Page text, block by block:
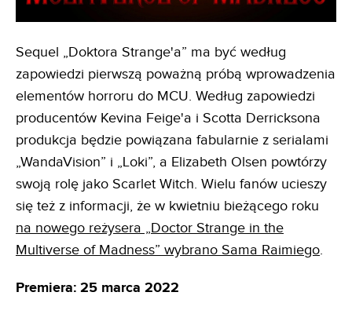
Sequel „Doktora Strange'a” ma być według
zapowiedzi pierwszą poważną próbą wprowadzenia
elementów horroru do MCU. Według zapowiedzi
producentów Kevina Feige'a i Scotta Derricksona
produkcja będzie powiązana fabularnie z serialami
„WandaVision” i „Loki”, a Elizabeth Olsen powtórzy
swoją rolę jako Scarlet Witch. Wielu fanów ucieszy
się też z informacji, że w kwietniu bieżącego roku
na nowego reżysera „Doctor Strange in the
Multiverse of Madness” wybrano Sama Raimiego.
Premiera: 25 marca 2022